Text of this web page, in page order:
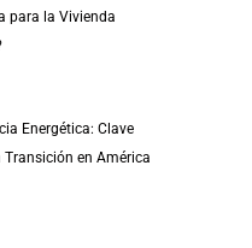
para la Vivienda
Energética: Clave
Transición en América